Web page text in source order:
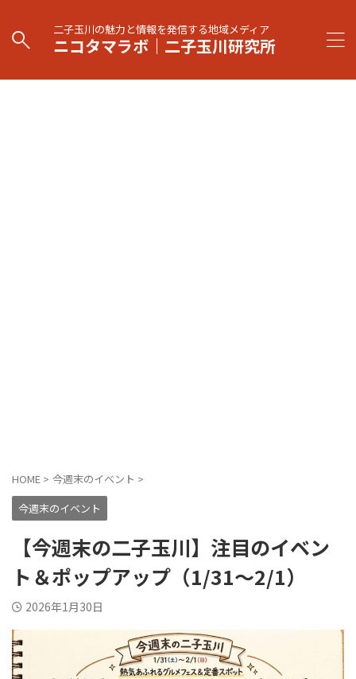
二子玉川の魅力と情報を発信する地域メディア
ニコタマラボ｜二子玉川研究所
HOME > 今週末のイベント >
今週末のイベント
【今週末の二子玉川】注目のイベン
ト＆ポップアップ（1/31〜2/1）
2026年1月30日